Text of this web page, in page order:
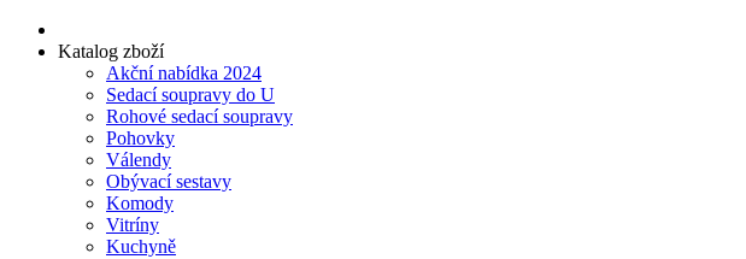
Katalog zboží
Akční nabídka 2024
Sedací soupravy do U
Rohové sedací soupravy
Pohovky
Válendy
Obývací sestavy
Komody
Vitríny
Kuchyně